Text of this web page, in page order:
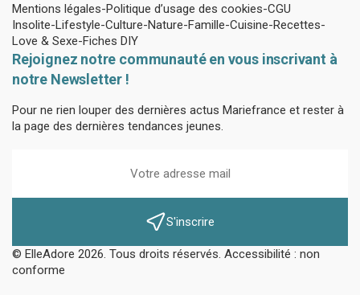
Mentions légales Politique d’usage des cookies CGU
Insolite Lifestyle Culture Nature Famille Cuisine Recettes
Love & Sexe Fiches DIY
Rejoignez notre communauté en vous inscrivant à
notre Newsletter !
Pour ne rien louper des dernières actus Mariefrance et rester à
la page des dernières tendances jeunes.
S'inscrire
© ElleAdore 2026. Tous droits réservés. Accessibilité : non
conforme